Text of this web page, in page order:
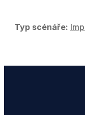
Typ scénáře: